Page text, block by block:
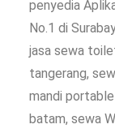
penyedia
No.1 di
jasa sewa
tangerang,
mandi
batam, sewa